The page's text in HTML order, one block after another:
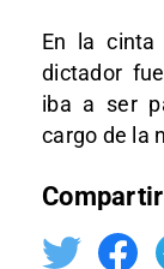
En la cinta
dictador
iba a ser
cargo de la
Compartir